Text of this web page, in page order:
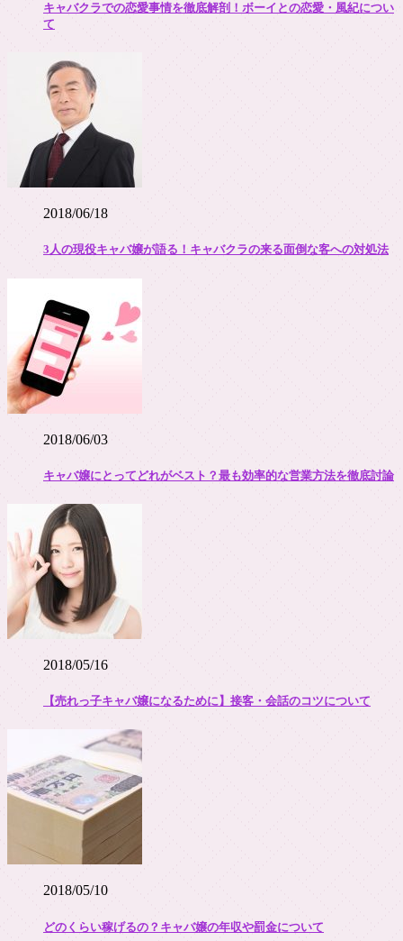
キャバクラでの恋愛事情を徹底解剖！ボーイとの恋愛・風紀につい
て
2018/06/18
3人の現役キャバ嬢が語る！キャバクラの来る面倒な客への対処法
2018/06/03
キャバ嬢にとってどれがベスト？最も効率的な営業方法を徹底討論
2018/05/16
【売れっ子キャバ嬢になるために】接客・会話のコツについて
2018/05/10
どのくらい稼げるの？キャバ嬢の年収や罰金について